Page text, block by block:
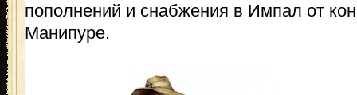
пополнений и снабжения в Импал от
Манипуре.